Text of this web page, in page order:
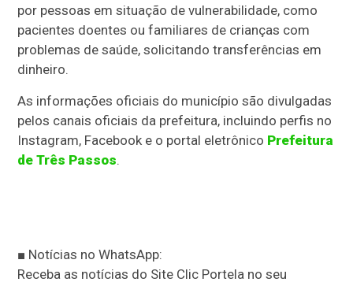
por pessoas em situação de vulnerabilidade, como
pacientes doentes ou familiares de crianças com
problemas de saúde, solicitando transferências em
dinheiro.
As informações oficiais do município são divulgadas
pelos canais oficiais da prefeitura, incluindo perfis no
Instagram, Facebook e o portal eletrônico Prefeitura
de Três Passos.
■ Notícias no WhatsApp:
Receba as notícias do Site Clic Portela no seu